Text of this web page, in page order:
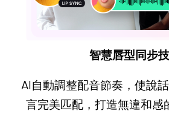
智慧唇型同步
AI自動調整配音節奏，使說
言完美匹配，打造無違和感